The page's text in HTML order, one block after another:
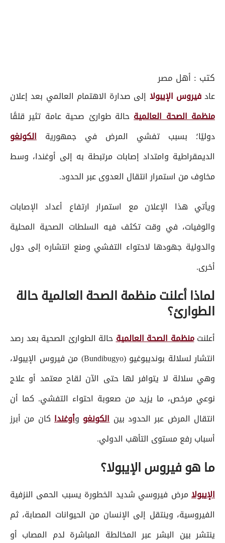
كتب : أهل مصر
عادفيروس الإيبولا إلى صدارة الاهتمام العالمي بعد إعلان
منظمة الصحة العالميةحالة طوارئ صحية عامة تثير قلقًا
دوليًا؛ بسبب تفشي المرض في جمهورية الكونغو
الديمقراطية وامتداد إصابات مرتبطة به إلى أوغندا، وسط
مخاوف من استمرار انتقال العدوى عبر الحدود.
ويأتي هذا الإعلان مع استمرار ارتفاع أعداد الإصابات
والوفيات، في وقت تكثف فيه السلطات الصحية المحلية
والدولية جهودها لاحتواء التفشي ومنع انتشاره إلى دول
أخرى.
لماذا أعلنت منظمة الصحة العالمية حالة
الطوارئ؟
أعلنتمنظمة الصحة العالميةحالة الطوارئ الصحية بعد رصد
انتشار لسلالة بونديبوغيو (Bundibugyo) من فيروس الإيبولا،
وهي سلالة لا يتوافر لها حتى الآن لقاح معتمد أو علاج
نوعي مرخص، ما يزيد من صعوبة احتواء التفشي. كما أن
انتقال المرض عبر الحدود بينالكونغو وأوغندا كان من أبرز
أسباب رفع مستوى التأهب الدولي.
ما هو فيروس الإيبولا؟
الإيبولامرض فيروسي شديد الخطورة يسبب الحمى النزفية
الفيروسية، وينتقل إلى الإنسان من الحيوانات المصابة، ثم
ينتشر بين البشر عبر المخالطة المباشرة لدم المصاب أو